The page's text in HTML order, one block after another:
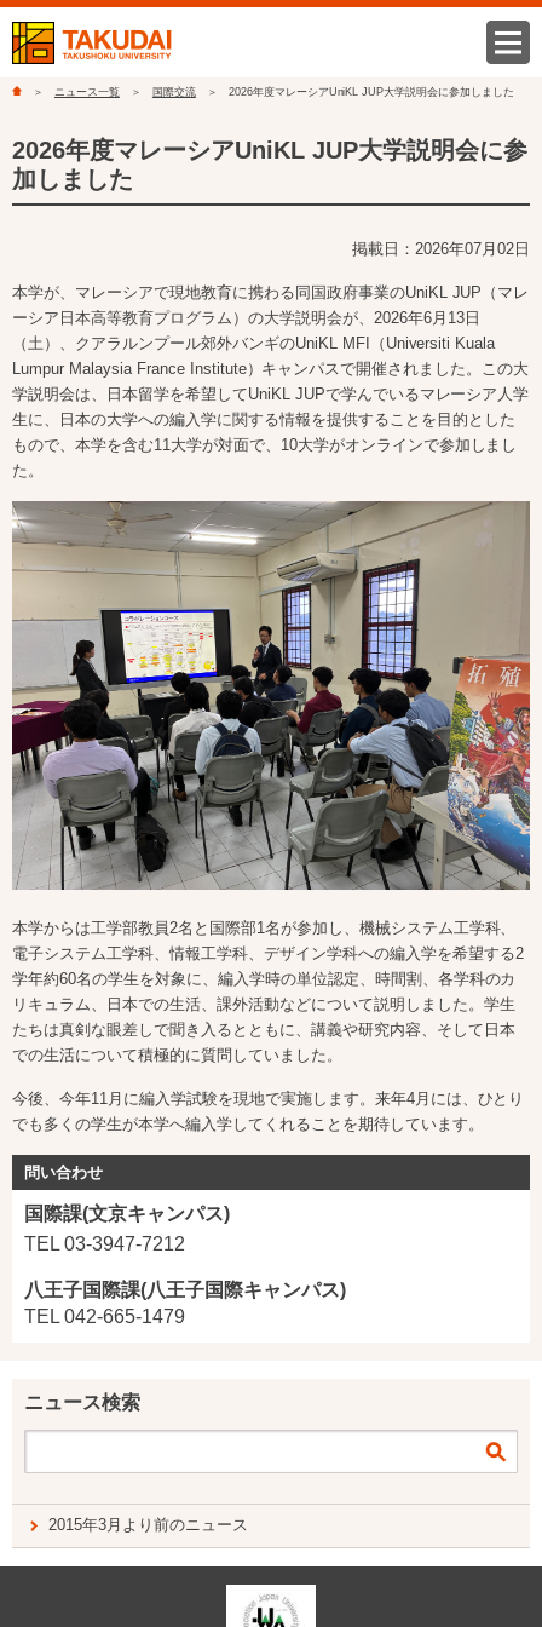
ニュース一覧 国際交流 2026年度マレーシアUniKL JUP大学説明会に参加しました
2026年度マレーシアUniKL JUP大学説明会に参
加しました
掲載日：2026年07月02日
本学が、マレーシアで現地教育に携わる同国政府事業のUniKL JUP （マレ
ーシア日本高等教育プログラム）の大学説明会が、 2026年6月 13日
（土）、クアラルンプール郊外バンギのUniKL MFI （ Universiti Kuala
Lumpur Malaysia France Institute）キャンパスで開催されました。この大
学説明会は、日本留学を希望してUniKL JUPで学んでいるマレーシア人学
生に、日本の大学への編入学に関する情報を提供することを目的とした
もので、本学を含む11大学が対面で、 10大学がオンラインで参加しまし
た。
本学からは工学部教員2名と国際部1名が参加し、機械システム工学科、
電子システム工学科、情報工学科、デザイン学科への編入学を希望する2
学年約60名の学生を対象に、編入学時の単位認定、時間割、各学科のカ
リキュラム、日本での生活、課外活動などについて説明しました。学生
たちは真剣な眼差しで聞き入るとともに、講義や研究内容、そして日本
での生活について積極的に質問していました。
今後、今年11月に編入学試験を現地で実施します。来年4月には、ひとり
でも多くの学生が本学へ編入学してくれることを期待しています。
問い合わせ
国際課(文京キャンパス)
TEL 03-3947-7212
八王子国際課(八王子国際キャンパス)
TEL 042-665-1479
ニュース検索
2015年3月より前のニュース